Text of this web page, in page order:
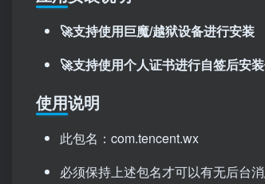
🚀支持使用巨魔/越狱设备进行安装
🚀支持使用个人证书进行自签后安
使用说明
此包名：com.tencent.wx
必须保持上述包名才可以有无后台